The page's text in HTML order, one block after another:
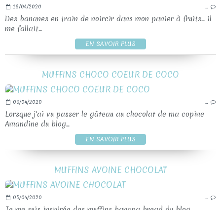
16/04/2020 …
Des bananes en train de noircir dans mon panier à fruits... il
me fallait...
EN SAVOIR PLUS
MUFFINS CHOCO COEUR DE COCO
09/04/2020 …
Lorsque j'ai vu passer le gâteau au chocolat de ma copine
Amandine du blog...
EN SAVOIR PLUS
MUFFINS AVOINE CHOCOLAT
05/04/2020 …